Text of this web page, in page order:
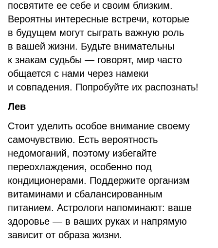
посвятите ее себе и своим близким.
Вероятны интересные встречи, которые
в будущем могут сыграть важную роль
в вашей жизни. Будьте внимательны
к знакам судьбы — говорят, мир часто
общается с нами через намеки
и совпадения. Попробуйте их распознать!
Лев
Стоит уделить особое внимание своему
самочувствию. Есть вероятность
недомоганий, поэтому избегайте
переохлаждения, особенно под
кондиционерами. Поддержите организм
витаминами и сбалансированным
питанием. Астрологи напоминают: ваше
здоровье — в ваших руках и напрямую
зависит от образа жизни.